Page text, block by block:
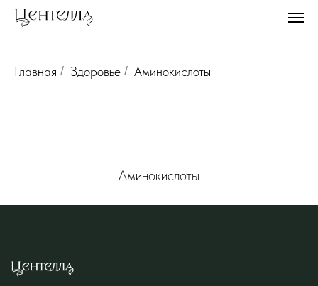
Главная / Здоровье / Аминокислоты
Аминокислоты